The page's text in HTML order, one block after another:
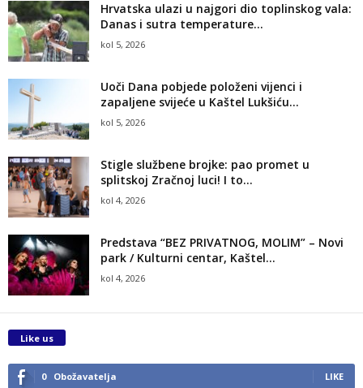
Hrvatska ulazi u najgori dio toplinskog vala:
Danas i sutra temperature...
kol 5, 2026
Uoči Dana pobjede položeni vijenci i
zapaljene svijeće u Kaštel Lukšiću...
kol 5, 2026
Stigle službene brojke: pao promet u
splitskoj Zračnoj luci! I to...
kol 4, 2026
Predstava “BEZ PRIVATNOG, MOLIM” – Novi
park / Kulturni centar, Kaštel...
kol 4, 2026
Like us
0 Obožavatelja LIKE